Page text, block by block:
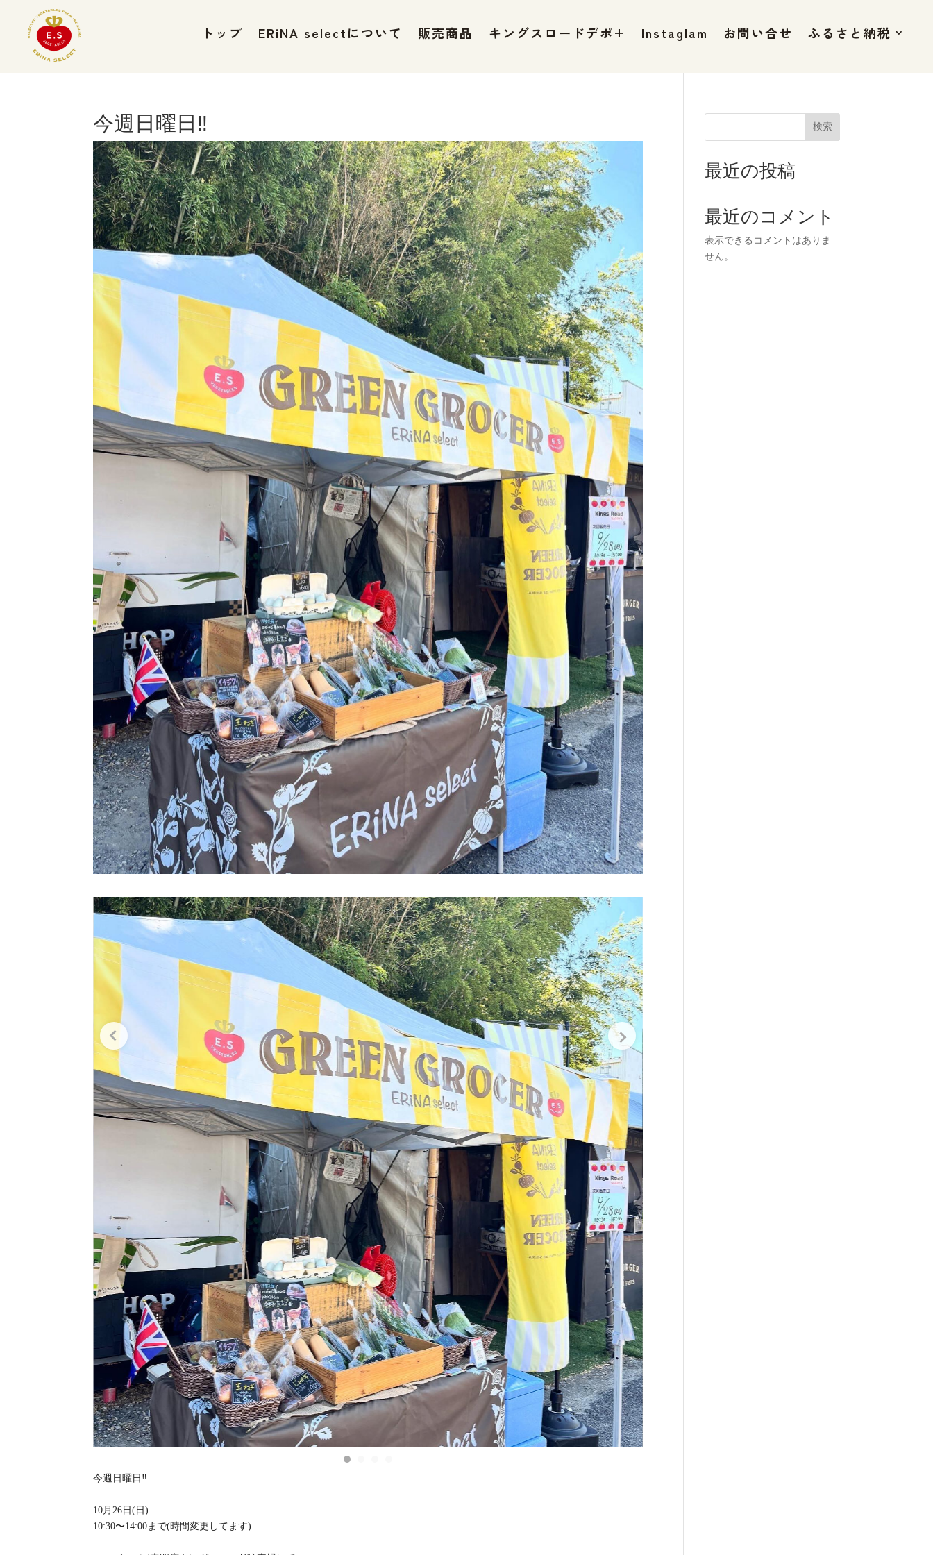
トップ ERiNA selectについて 販売商品 キングスロードデポ+ Instaglam お問い合せ ふるさと納税
今週日曜日‼️
今週日曜日‼️
10月26日(日)
10:30〜14:00まで(時間変更してます)
検索
最近の投稿
最近のコメント
表示できるコメントはありま
せん。